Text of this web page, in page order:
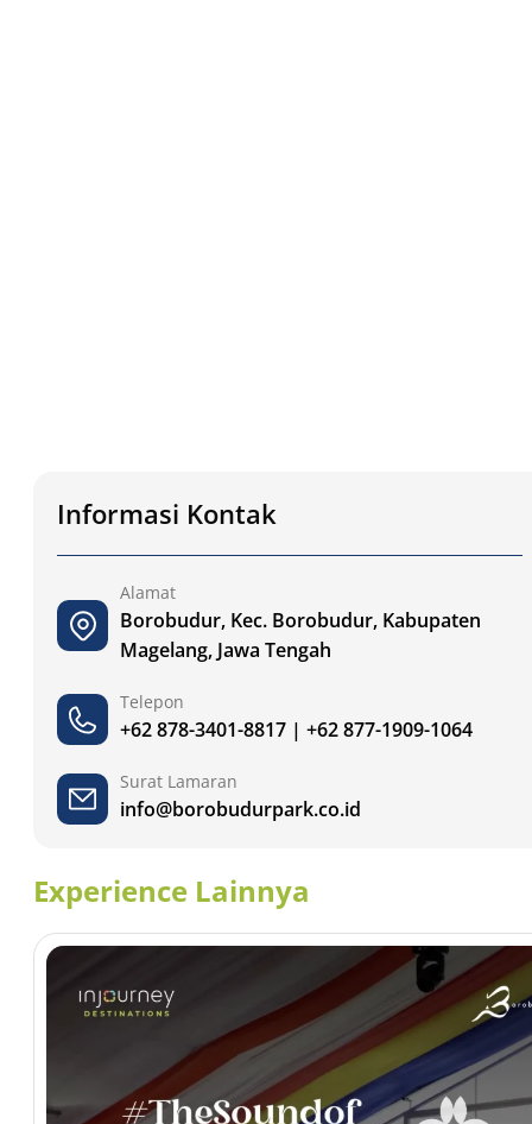
Informasi Kontak
Alamat
Borobudur, Kec. Borobudur, Kabupaten
Magelang, Jawa Tengah
Telepon
+62 878-3401-8817 | +62 877-1909-1064
Surat Lamaran
info@borobudurpark.co.id
Experience Lainnya